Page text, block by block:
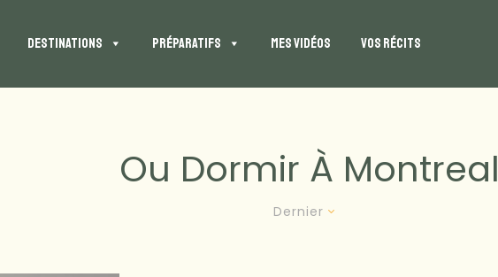
DESTINATIONS PRÉPARATIFS MES VIDÉOS VOS RÉCITS
Ou Dormir À Montreal
Dernier